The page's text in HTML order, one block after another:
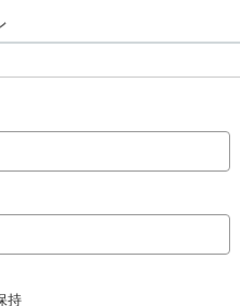
持